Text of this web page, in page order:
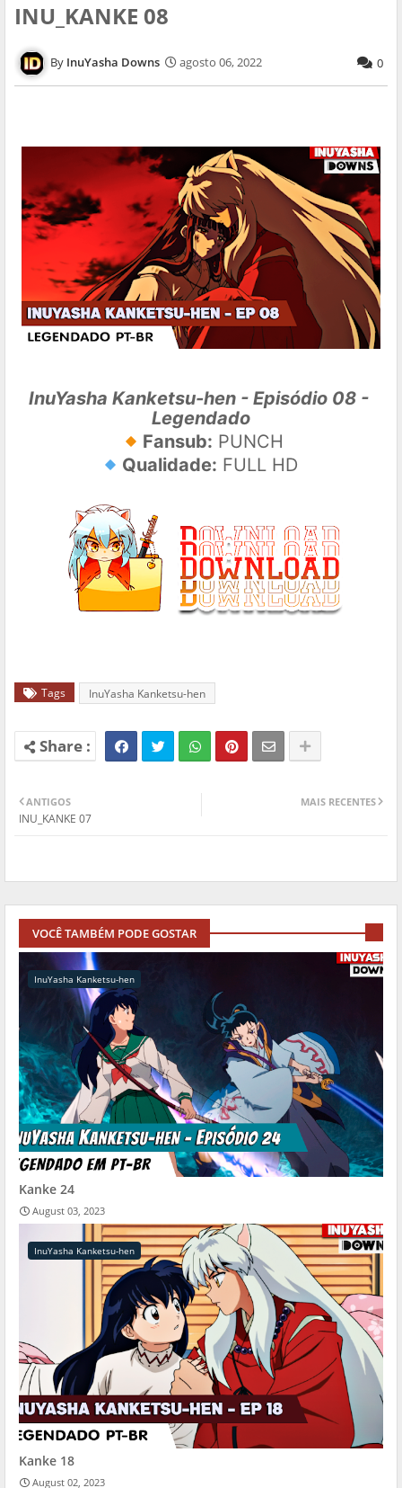
INU_KANKE 08
InuYasha Downs agosto 06, 2022 0
InuYasha Kanketsu-hen - Episódio 08 -
Legendado
🔸 Fansub: PUNCH
🔹 Qualidade: FULL HD
Tags InuYasha Kanketsu-hen
MAIS RECENTES
ANTIGOS
INU_KANKE 07
VOCÊ TAMBÉM PODE GOSTAR
InuYasha Kanketsu-hen
Kanke 24
August 03, 2023
InuYasha Kanketsu-hen
Kanke 18
August 02, 2023